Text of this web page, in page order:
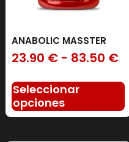
ANABOLIC MASSTER
23.90 € - 83.50 €
Seleccionar
opciones